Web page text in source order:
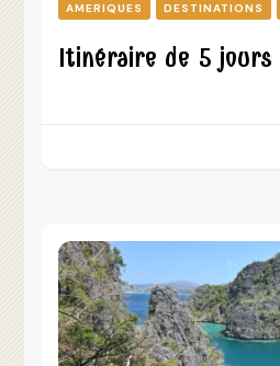
AMERIQUES DESTINATIONS
Itinéraire de 5 jours